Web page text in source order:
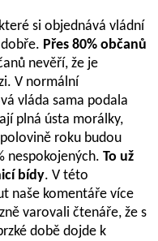
si objednává vládní
Přes 80% občanů
nevěří, že je
V normální
vláda sama podala
plná ústa morálky,
roku budou
nespokojených.To už
bídy. V této
naše komentáře více
varovali čtenáře, že s
době dojde k